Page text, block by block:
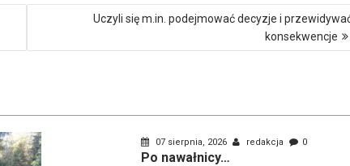
Uczyli się m.in. podejmować decyzje i
konsekwencje
07 sierpnia, 2026 redakcja 0
Po nawałnicy…